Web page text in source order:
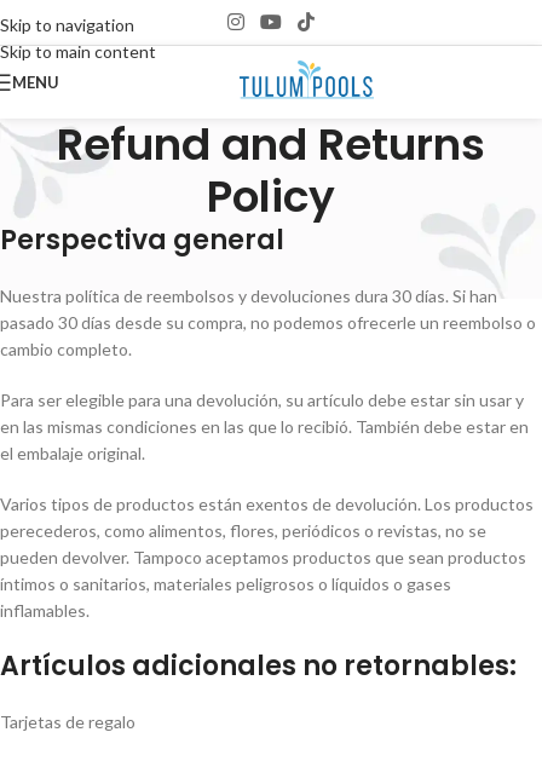
Skip to navigation
Skip to main content
MENU
Refund and Returns
Policy
Perspectiva general
Nuestra política de reembolsos y devoluciones dura 30 días. Si han
pasado 30 días desde su compra, no podemos ofrecerle un reembolso o
cambio completo.
Para ser elegible para una devolución, su artículo debe estar sin usar y
en las mismas condiciones en las que lo recibió. También debe estar en
el embalaje original.
Varios tipos de productos están exentos de devolución. Los productos
perecederos, como alimentos, flores, periódicos o revistas, no se
pueden devolver. Tampoco aceptamos productos que sean productos
íntimos o sanitarios, materiales peligrosos o líquidos o gases
inflamables.
Artículos adicionales no retornables:
Tarjetas de regalo